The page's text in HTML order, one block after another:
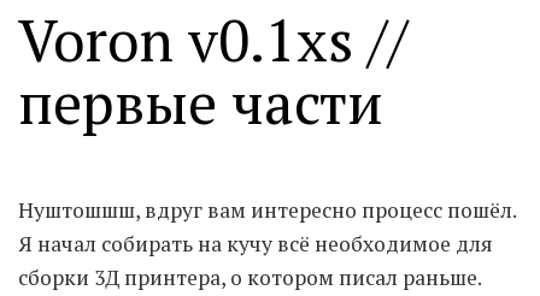
Voron v0.1xs //
первые части
Нуштошшш, вдруг вам интересно процесс пошёл.
Я начал собирать на кучу всё необходимое для
сборки 3Д принтера, о котором писал раньше.